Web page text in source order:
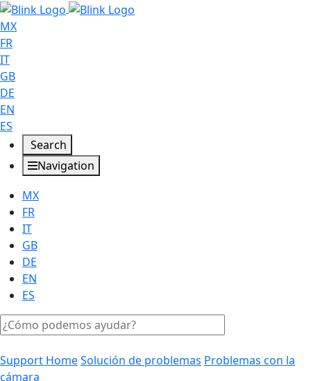
MX
FR
IT
GB
DE
EN
ES
Search
Navigation
MX
FR
IT
GB
DE
EN
ES
Support HomeSolución de problemas Problemas con la
cámara